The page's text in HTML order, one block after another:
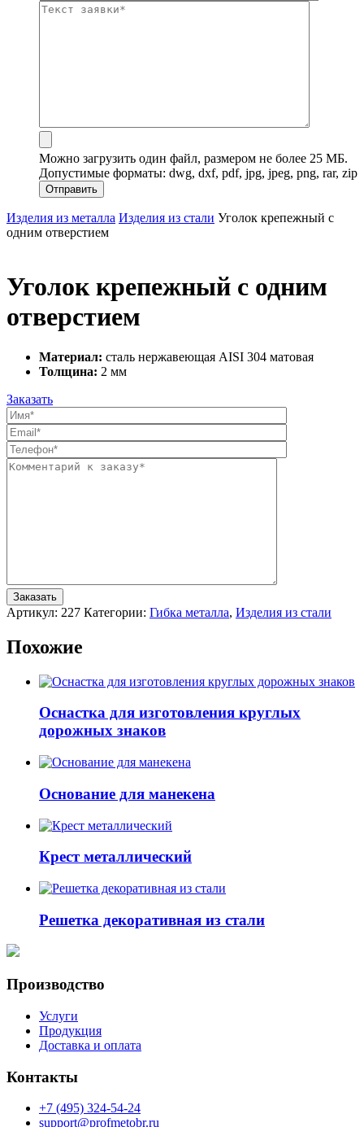
Можно загрузить один файл, размером не более 25 МБ.
Допустимые форматы: dwg, dxf, pdf, jpg, jpeg, png, rar, zip
Изделия из металла Изделия из стали Уголок крепежный с
одним отверстием
Уголок крепежный с одним
отверстием
Материал: сталь нержавеющая AISI 304 матовая
Толщина: 2 мм
Заказать
Артикул: 227 Категории: Гибка металла, Изделия из стали
Похожие
Оснастка для изготовления круглых
дорожных знаков
Основание для манекена
Крест металлический
Решетка декоративная из стали
Производство
Услуги
Продукция
Доставка и оплата
Контакты
+7 (495) 324-54-24
support@profmetobr.ru